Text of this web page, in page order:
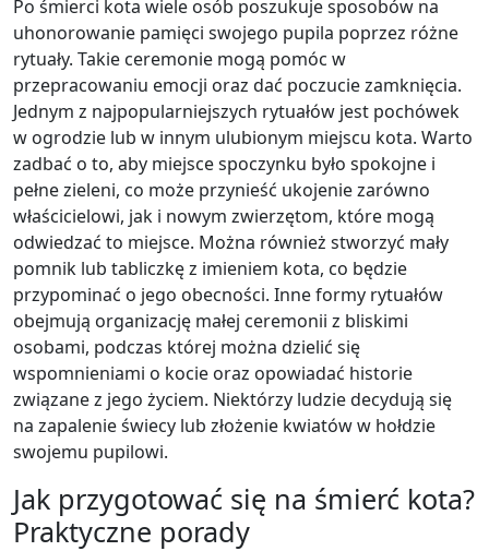
Po śmierci kota wiele osób poszukuje sposobów na
uhonorowanie pamięci swojego pupila poprzez różne
rytuały. Takie ceremonie mogą pomóc w
przepracowaniu emocji oraz dać poczucie zamknięcia.
Jednym z najpopularniejszych rytuałów jest pochówek
w ogrodzie lub w innym ulubionym miejscu kota. Warto
zadbać o to, aby miejsce spoczynku było spokojne i
pełne zieleni, co może przynieść ukojenie zarówno
właścicielowi, jak i nowym zwierzętom, które mogą
odwiedzać to miejsce. Można również stworzyć mały
pomnik lub tabliczkę z imieniem kota, co będzie
przypominać o jego obecności. Inne formy rytuałów
obejmują organizację małej ceremonii z bliskimi
osobami, podczas której można dzielić się
wspomnieniami o kocie oraz opowiadać historie
związane z jego życiem. Niektórzy ludzie decydują się
na zapalenie świecy lub złożenie kwiatów w hołdzie
swojemu pupilowi.
Jak przygotować się na śmierć kota?
Praktyczne porady